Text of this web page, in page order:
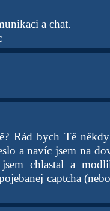
a chat.
Rád bych Tě
a navíc jsem na
chlastal a
captcha